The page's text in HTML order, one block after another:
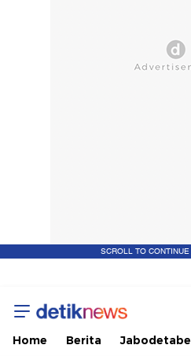
SCROLL TO
Home Berita